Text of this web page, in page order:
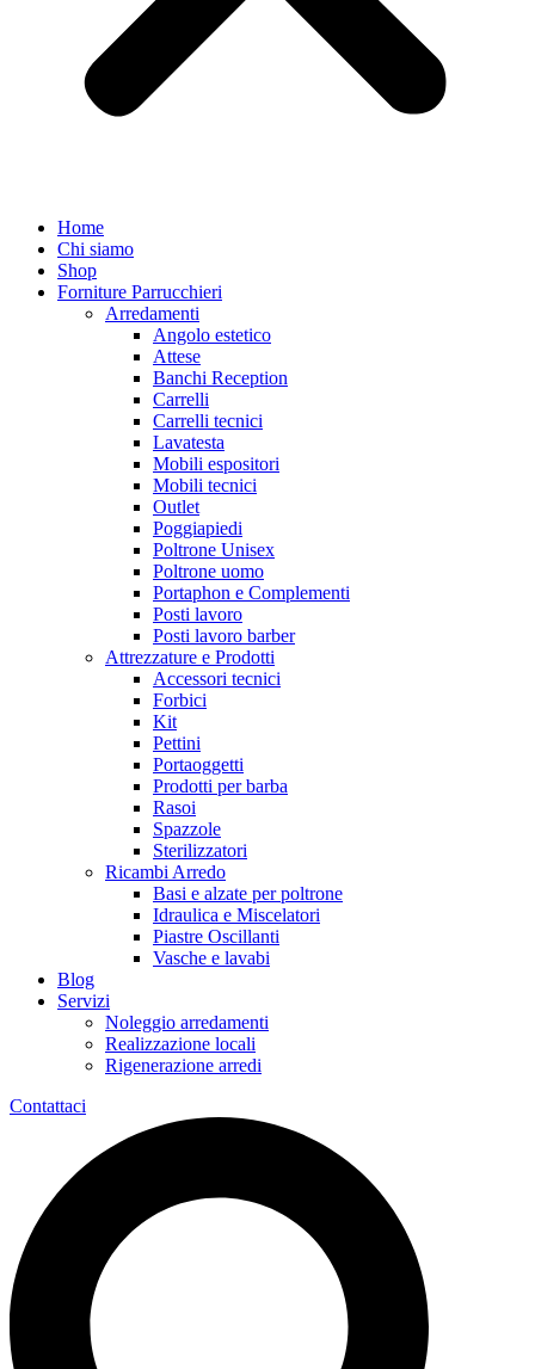
Home
Chi siamo
Shop
Forniture Parrucchieri
Arredamenti
Angolo estetico
Attese
Banchi Reception
Carrelli
Carrelli tecnici
Lavatesta
Mobili espositori
Mobili tecnici
Outlet
Poggiapiedi
Poltrone Unisex
Poltrone uomo
Portaphon e Complementi
Posti lavoro
Posti lavoro barber
Attrezzature e Prodotti
Accessori tecnici
Forbici
Kit
Pettini
Portaoggetti
Prodotti per barba
Rasoi
Spazzole
Sterilizzatori
Ricambi Arredo
Basi e alzate per poltrone
Idraulica e Miscelatori
Piastre Oscillanti
Vasche e lavabi
Blog
Servizi
Noleggio arredamenti
Realizzazione locali
Rigenerazione arredi
Contattaci